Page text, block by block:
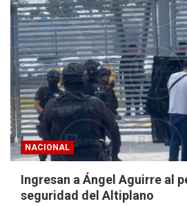
NACIONAL
Ingresan a Ángel Aguirre al
seguridad del Altiplano